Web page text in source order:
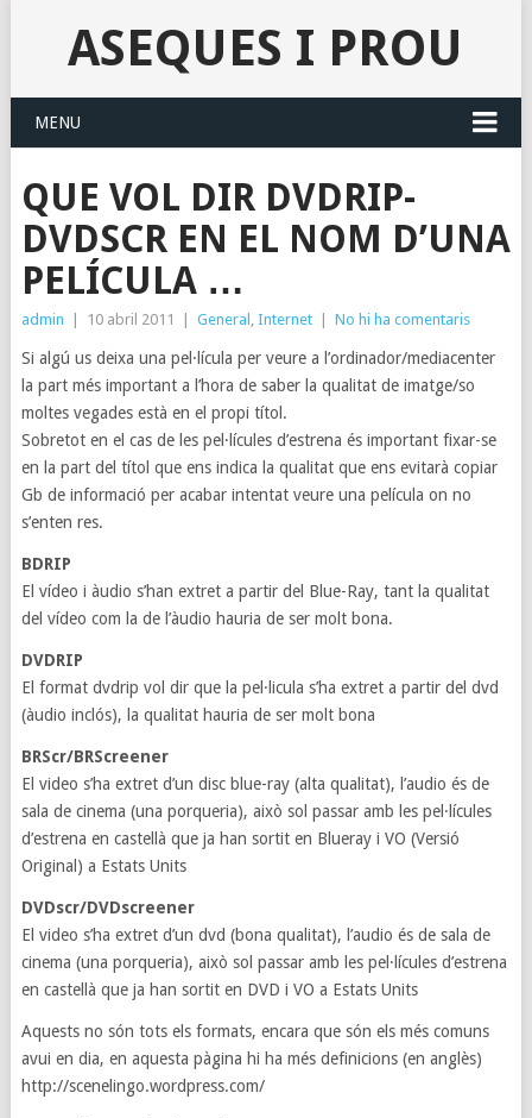
ASEQUES I PROU
MENU
QUE VOL DIR DVDRIP-
DVDSCR EN EL NOM D’UNA
PELÍCULA …
admin 10 abril 2011 General , Internet No hi ha comentaris
Si algú us deixa una pel·lícula per veure a l’ordinador/mediacenter
la part més important a l’hora de saber la qualitat de imatge/so
moltes vegades està en el propi títol.
Sobretot en el cas de les pel·lícules d’estrena és important fixar-se
en la part del títol que ens indica la qualitat que ens evitarà copiar
Gb de informació per acabar intentat veure una película on no
s’enten res.
BDRIP
El vídeo i àudio s’han extret a partir del Blue-Ray, tant la qualitat
del vídeo com la de l’àudio hauria de ser molt bona.
DVDRIP
El format dvdrip vol dir que la pel·licula s’ha extret a partir del dvd
(àudio inclós), la qualitat hauria de ser molt bona
BRScr/BRScreener
El video s’ha extret d’un disc blue-ray (alta qualitat), l’audio és de
sala de cinema (una porqueria), això sol passar amb les pel·lícules
d’estrena en castellà que ja han sortit en Blueray i VO (Versió
Original) a Estats Units
DVDscr/DVDscreener
El video s’ha extret d’un dvd (bona qualitat), l’audio és de sala de
cinema (una porqueria), això sol passar amb les pel·lícules d’estrena
en castellà que ja han sortit en DVD i VO a Estats Units
Aquests no són tots els formats, encara que són els més comuns
avui en dia, en aquesta pàgina hi ha més definicions (en anglès)
http://scenelingo.wordpress.com/